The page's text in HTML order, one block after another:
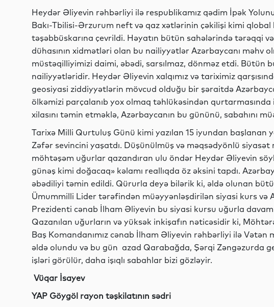
Heydər Əliyevin rəhbərliyi ilə respublikamız qədim İpək
Bakı-Tbilisi-Ərzurum neft və qaz xətlərinin çəkilişi kimi qlobal
təşəbbüskarına çevrildi. Həyatın bütün sahələrində tərəqqi
dühasının xidmətləri olan bu nailiyyətlər Azərbaycanı məhv
müstəqilliyimizi daimi, əbədi, sarsılmaz, dönməz etdi. Bütün
nailiyyətləridir. Heydər Əliyevin xalqımız və tariximiz
geosiyasi ziddiyyətlərin mövcud olduğu bir şəraitdə
ölkəmizi parçalanıb yox olmaq təhlükəsindən
xilasını təmin etməklə, Azərbaycanın bu gününü, sabahını
Tarixə Milli Qurtuluş Günü kimi yazılan 15 iyundan başlanan
Zəfər sevincini yaşatdı. Düşünülmüş və məqsədyönlü
möhtəşəm uğurlar qazandıran ulu öndər Heydər Əliyevin
günəş kimi doğacaq» kəlamı reallıqda öz əksini tapdı.
əbədiliyi təmin edildi. Qürurla deyə bilərik ki, əldə olunan
Ümummilli Lider tərəfindən müəyyənləşdirilən siyasi kurs və
Prezidenti cənab İlham Əliyevin bu siyasi kursu uğurla
Qazanılan uğurların və yüksək inkişafın nəticəsidir ki,
Baş Komandanımız cənab İlham Əliyevin rəhbərliyi ilə Vətən
əldə olundu və bu gün azad Qarabağda, Şərqi Zəngəzurda
işləri görülür, daha işıqlı sabahlar bizi gözləyir.
Vüqar İsayev
YAP Göygöl rayon təşkilatının sədri